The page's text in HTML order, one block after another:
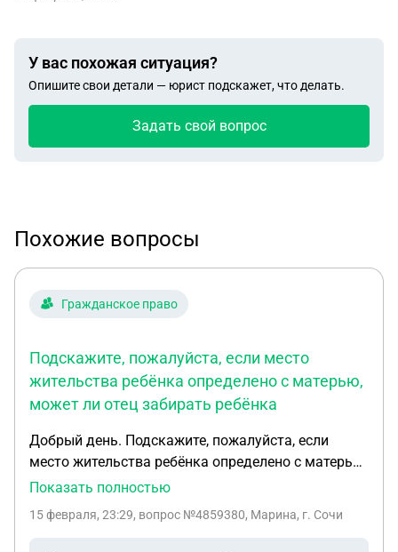
У вас похожая ситуация?
Опишите свои детали — юрист подскажет, что делать.
Задать свой вопрос
Похожие вопросы
Гражданское право
Подскажите, пожалуйста, если место
жительства ребёнка определено с матерью,
может ли отец забирать ребёнка
Добрый день. Подскажите, пожалуйста, если
место жительства ребёнка определено с матерью,
может ли отец забирать ребёнка из детского сада
сада бабушке со стороны матери, если мать дала
Показать полностью
15 февраля, 23:29, вопрос №4859380, Марина, г. Сочи